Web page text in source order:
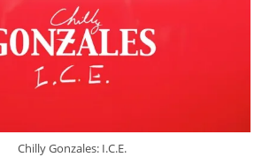
Chilly Gonzales: I.C.E.